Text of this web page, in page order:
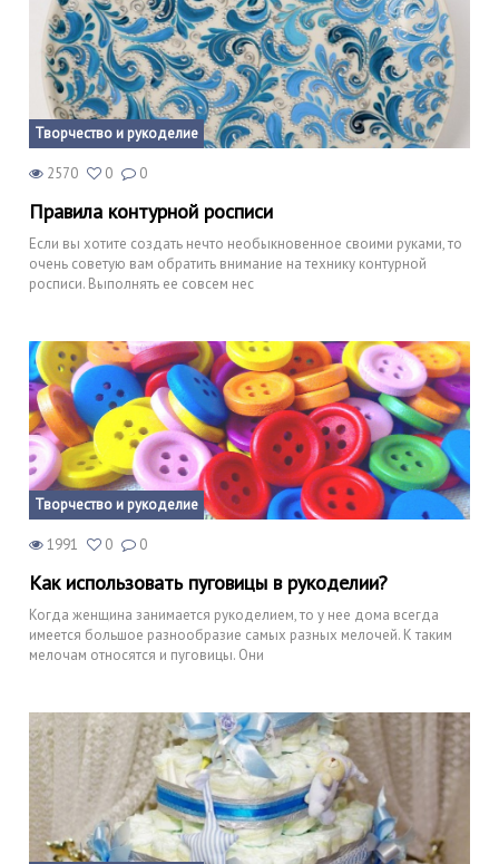
Творчество и рукоделие
2570 0 0
Правила контурной росписи
Если вы хотите создать нечто необыкновенное своими руками, то
очень советую вам обратить внимание на технику контурной
росписи. Выполнять ее совсем нес
Творчество и рукоделие
1991 0 0
Как использовать пуговицы в рукоделии?
Когда женщина занимается рукоделием, то у нее дома всегда
имеется большое разнообразие самых разных мелочей. К таким
мелочам относятся и пуговицы. Они